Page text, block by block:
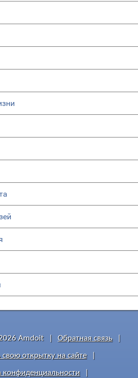
Amdoit Обратная связь
свою открытку на сайте
конфиденциальности